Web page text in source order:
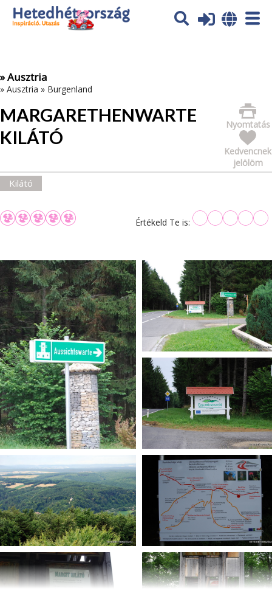
Az oldal sütiket (cookies) használ. További tájékoztatás itt:
Adatvédelmi tájékoztató
» Ausztria
» Ausztria » Burgenland
MARGARETHENWARTE
KILÁTÓ
Nyomtatás
Kedvencnek
jelölöm
Kilátó
Értékeld Te is: